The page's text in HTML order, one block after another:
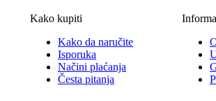
Kako kupiti
Kako da naručite
Isporuka
Načini plaćanja
Česta pitanja